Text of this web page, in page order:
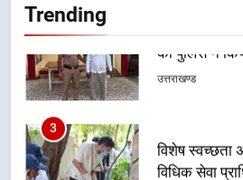
Trending
3
हिस्सा
उत्तराखण्ड